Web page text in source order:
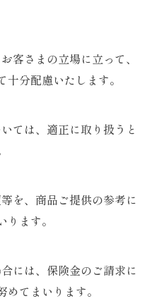
客さまの立場に立って、
分配慮いたします。
ては、適正に取り扱うと
を、商品ご提供の参考に
ます。
には、保険金のご請求に
てまいります。